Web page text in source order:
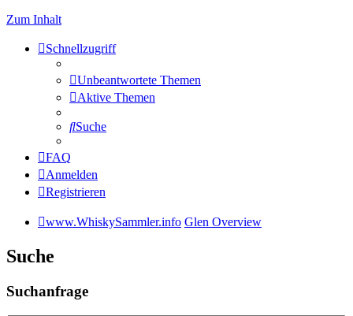
Zum Inhalt
Schnellzugriff
Unbeantwortete Themen
Aktive Themen
Suche
FAQ
Anmelden
Registrieren
www.WhiskySammler.info Glen Overview
Suche
Suchanfrage